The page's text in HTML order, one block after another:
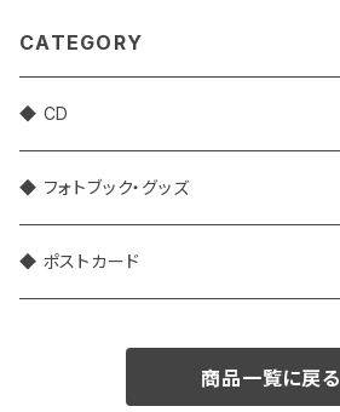
CATEGORY
◆ CD
◆ フォトブック・グッズ
◆ ポストカード
商品一覧に戻る